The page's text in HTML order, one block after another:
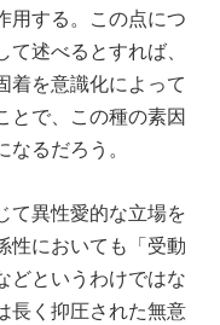
用する。この点につ
述べるとすれば、
着を意識化によって
とで、この種の素因
るだろう。
て異性愛的な立場を
性においても「受動
どというわけではな
長く抑圧された無意